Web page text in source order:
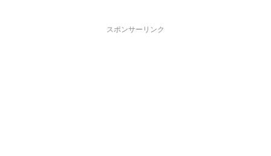
スポンサーリンク